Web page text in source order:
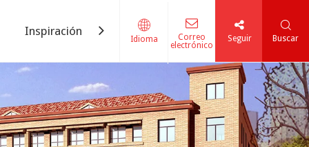
Inspiración Contáctenos
Idioma
Correo
electrónico
Seguir Buscar